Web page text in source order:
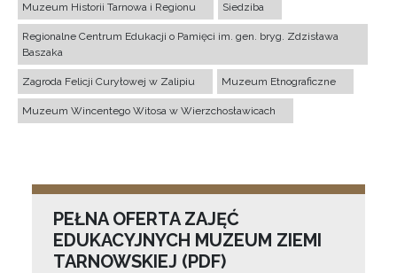
Muzeum Historii Tarnowa i Regionu Siedziba
Regionalne Centrum Edukacji o Pamięci im. gen. bryg. Zdzisława
Baszaka
Zagroda Felicji Curyłowej w Zalipiu Muzeum Etnograficzne
Muzeum Wincentego Witosa w Wierzchosławicach
PEŁNA OFERTA ZAJĘĆ
EDUKACYJNYCH MUZEUM ZIEMI
TARNOWSKIEJ (PDF)